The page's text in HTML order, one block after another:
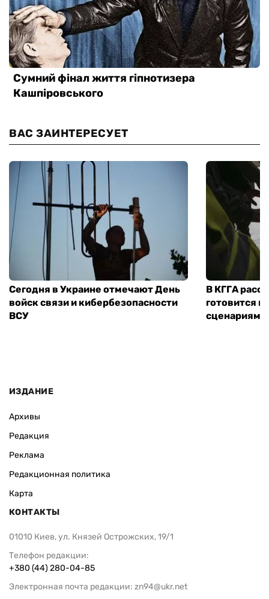
ВАС ЗАИНТЕРЕСУЕТ
Сегодня в Украине отмечают День
войск связи и кибербезопасности
ВСУ
В КГГА
готовится
сценариям
ИЗДАНИЕ
Архивы
Редакция
Реклама
Редакционная политика
Карта
КОНТАКТЫ
01010 Киев, ул. Князей Острожских, 19/1
Телефон редакции:
+380 (44) 280-04-85
Электронная почта редакции: zn94@ukr.net